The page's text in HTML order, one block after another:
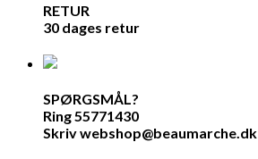
RETUR
30 dages retur
SPØRGSMÅL?
Ring 55771430
Skriv webshop@beaumarche.dk